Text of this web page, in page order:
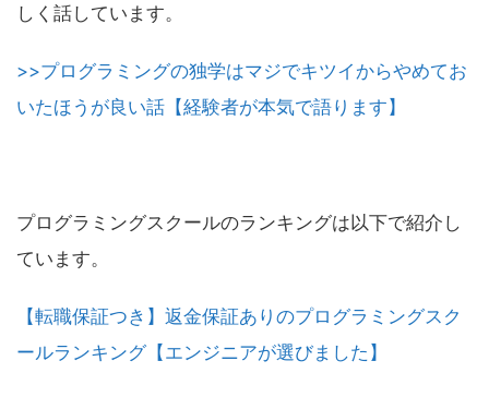
しく話しています。
>>プログラミングの独学はマジでキツイからやめてお
いたほうが良い話【経験者が本気で語ります】
プログラミングスクールのランキングは以下で紹介し
ています。
【転職保証つき】返金保証ありのプログラミングスク
ールランキング【エンジニアが選びました】